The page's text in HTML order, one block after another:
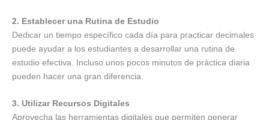
2. Establecer una Rutina de Estudio
Dedicar un tiempo específico cada día para practicar decimales
puede ayudar a los estudiantes a desarrollar una rutina de
estudio efectiva. Incluso unos pocos minutos de práctica diaria
pueden hacer una gran diferencia.
3. Utilizar Recursos Digitales
Aprovecha las herramientas digitales que permiten generar